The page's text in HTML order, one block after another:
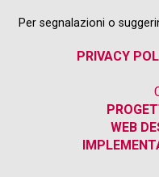
Per segnalazioni o
PRIVACY
WEB